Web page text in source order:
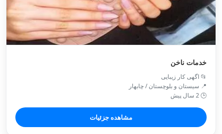
خدمات ناخن
📂 اگهی کار زیبایی
📍 سیستان و بلوچستان / چابهار
🕒 2 سال پیش
مشاهده جزئیات